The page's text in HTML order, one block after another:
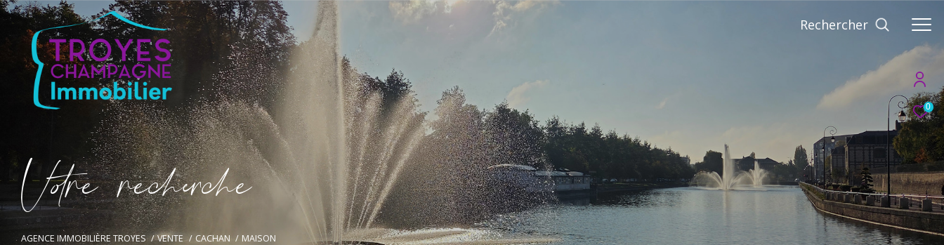
0
Rechercher
Vore recece
AGENCE IMMOBILIÈRE TROYES VENTE CACHAN MAISON